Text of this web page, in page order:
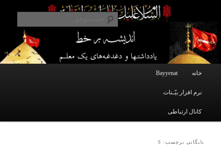
اندیشه بر خط
یادداشتهای یک معلم در باب زندگی، اخلاق، اخبار، علم و سیاست
خانه Bayyenat
نرم افزار بیّـنات
کانال ارتباطی
بایگانی برچسب: S